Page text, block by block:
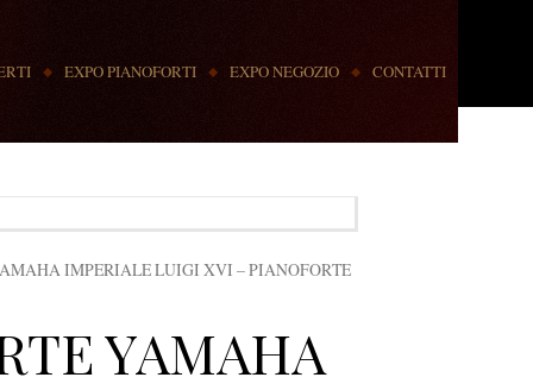
EXPO PIANOFORTI EXPO NEGOZIO CONTATTI
IMPERIALE LUIGI XVI – PIANOFORTE
YAMAHA